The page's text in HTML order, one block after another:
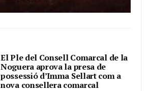
El Ple del Consell Comarcal de la
Noguera aprova la presa de
possessió d’Imma Sellart com a
nova consellera comarcal